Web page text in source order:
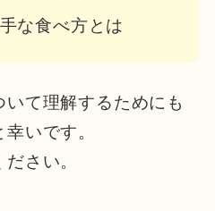
な食べ方とは
て理解するためにも
いです。
さい。